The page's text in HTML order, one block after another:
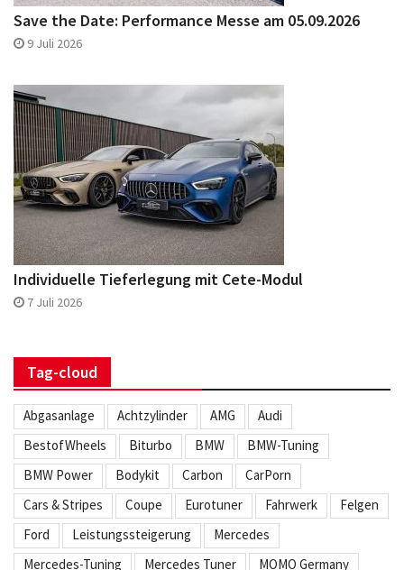
Save the Date: Performance Messe am 05.09.2026
9 Juli 2026
Individuelle Tieferlegung mit Cete-Modul
7 Juli 2026
Tag-cloud
Abgasanlage Achtzylinder AMG
Audi
BestofWheels
Biturbo BMW
BMW-Tuning
BMW Power
Bodykit Carbon
CarPorn
Cars & Stripes
Coupe Eurotuner Fahrwerk
Felgen
Ford
Leistungssteigerung
Mercedes
Mercedes-Tuning
Mercedes Tuner MOMO Germany